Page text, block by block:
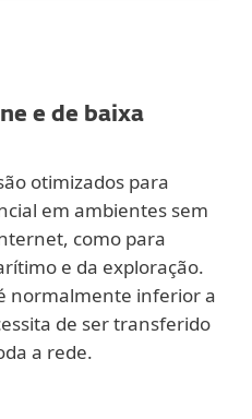
e de baixa
otimizados para
em ambientes sem
como para
e da exploração.
normalmente inferior a
de ser transferido
a rede.